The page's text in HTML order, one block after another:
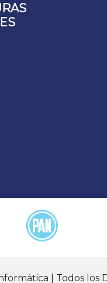
| Todos los